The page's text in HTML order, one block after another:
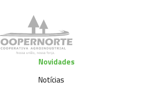
Novidades
Notícias